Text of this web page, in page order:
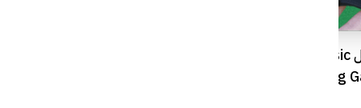
Samsung